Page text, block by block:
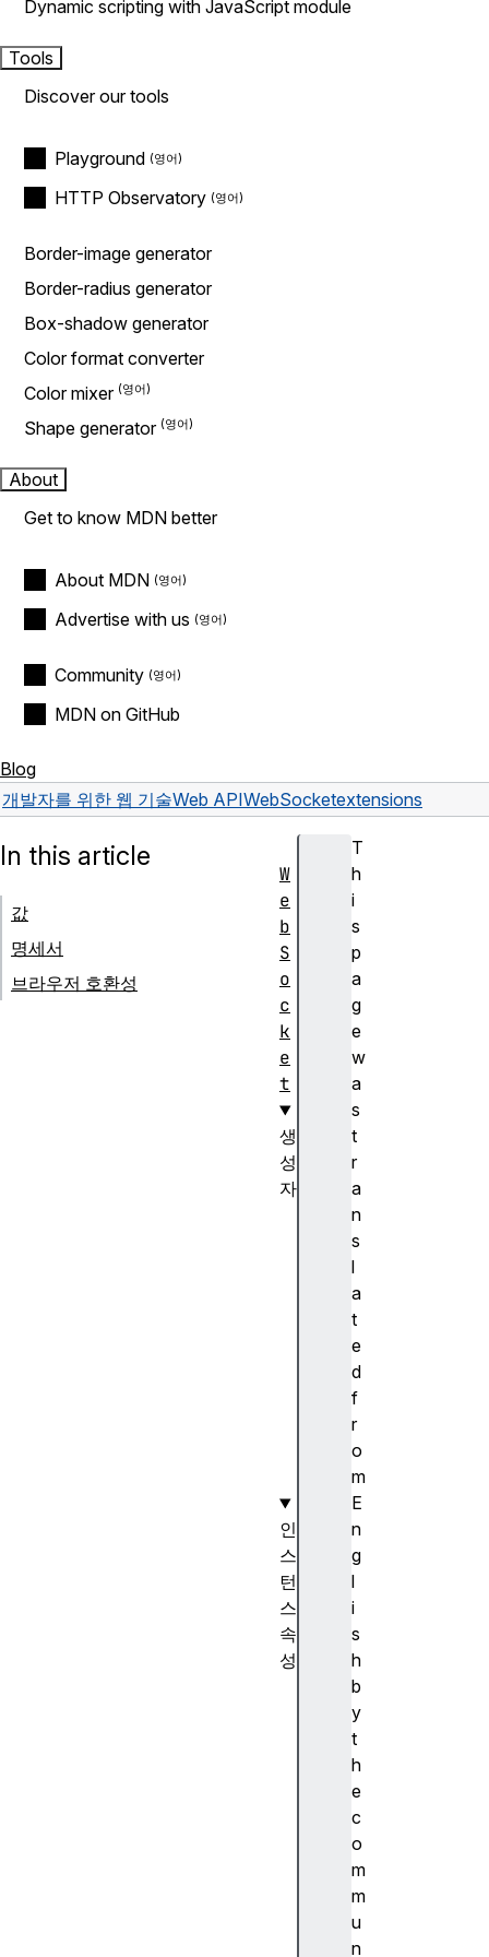
Dynamic scripting with JavaScript module
Tools
Discover our tools
Playground
HTTP Observatory
Border-image generator
Border-radius generator
Box-shadow generator
Color format converter
Color mixer
Shape generator
About
Get to know MDN better
About MDN
Advertise with us
Community
MDN on GitHub
Blog
개발자를 위한 웹 기술Web APIWebSocketextensions
T
h
i
s
p
a
g
e
w
a
s
t
r
a
n
s
l
a
t
e
d
f
r
o
m
E
n
g
l
i
s
h
b
y
t
h
e
c
o
m
m
u
n
In this article
값
명세서
브라우저 호환성
W
e
b
S
o
c
k
e
t
생
성
자
인
스
턴
스
속
성